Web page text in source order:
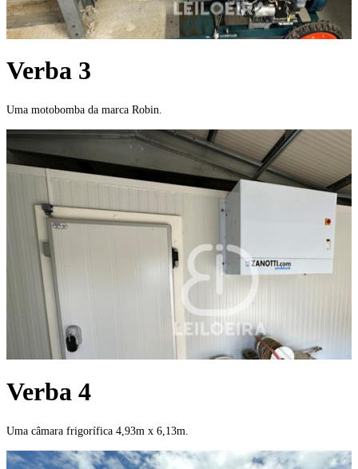
Verba 3
Uma motobomba da marca Robin.
Verba 4
Uma câmara frigorífica 4,93m x 6,13m.